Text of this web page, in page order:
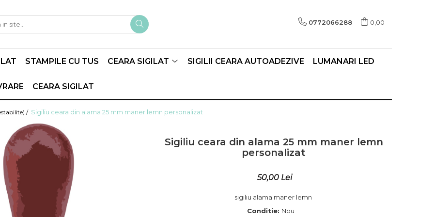
0772066288 0,00
STAMPILE CU TUS CEARA SIGILAT SIGILII CEARA AUTOADEZIVE LUMANARI LED
CEARA SIGILAT
/ Sigiliu ceara din alama 25 mm maner lemn personalizat
Sigiliu ceara din alama 25 mm maner lemn
personalizat
50,00 Lei
sigiliu alama maner lemn
Conditie: Nou